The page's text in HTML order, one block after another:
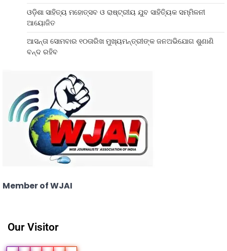
ଓଡ଼ିଶା ସାହିତ୍ୟ ମହୋତ୍ସବ ଓ ରାଷ୍ଟ୍ରୀୟ ଯୁବ ସାହିତ୍ୟିକ ସମ୍ମିଳନୀ
ଆୟୋଜିତ
ଆସନ୍ତା ସୋମବାର ୧୦ତାରିଖ ମୁଖ୍ୟମନ୍ତ୍ରୀଙ୍କ ଜନଅଭିଯୋଗ ଶୁଣାଣି
ବନ୍ଦ ରହିବ
Member of WJAI
Our Visitor